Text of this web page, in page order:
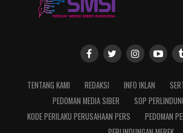
TENTANG KAMI REDAKSI INFO IKLAN
PEDOMAN MEDIA SIBER
SOP
KODE PERILAKU PERUSAHAAN PERS
PEDOMAN